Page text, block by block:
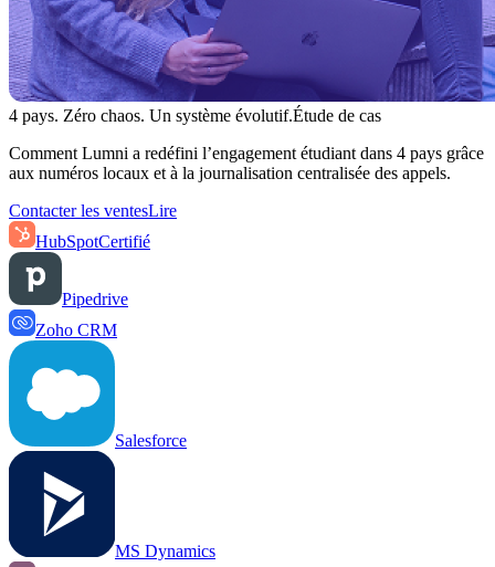
4 pays. Zéro chaos. Un système évolutif.Étude de cas
Comment Lumni a redéfini l’engagement étudiant dans 4 pays grâce
aux numéros locaux et à la journalisation centralisée des appels.
Contacter les ventesLire
HubSpotCertifié
Pipedrive
Zoho CRM
Salesforce
MS Dynamics